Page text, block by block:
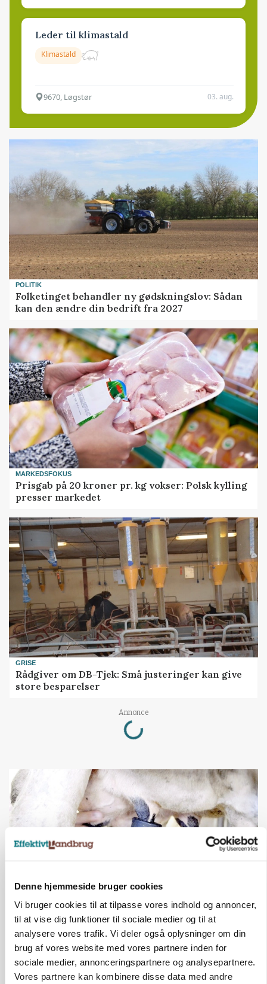
Denne hjemmeside bruger cookies
Vi bruger cookies til at tilpasse vores indhold og annoncer,
til at vise dig funktioner til sociale medier og til at
analysere vores trafik. Vi deler også oplysninger om din
brug af vores website med vores partnere inden for
sociale medier, annonceringspartnere og analysepartnere.
Vores partnere kan kombinere disse data med andre
Leder til klimastald
Klimastald
9670, Løgstør 03. aug.
POLITIK
Folketinget behandler ny gødskningslov: Sådan
kan den ændre din bedrift fra 2027
MARKEDSFOKUS
Prisgab på 20 kroner pr. kg vokser: Polsk kylling
presser markedet
GRISE
Rådgiver om DB-Tjek: Små justeringer kan give
store besparelser
Annonce
Loading...
MARKED
Russisk mælkepris dykker 23 procent
Annonce